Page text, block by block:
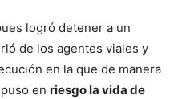
logró detener a un
de los agentes viales y
en la que de manera
en riesgo la vida de